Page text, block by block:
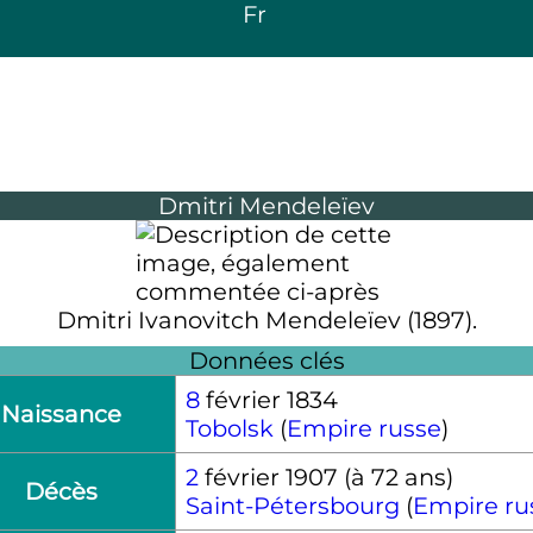
Fr
Dmitri Mendeleïev
Dmitri Ivanovitch Mendeleïev (1897).
Données clés
Naissance
8 février 1834
Tobolsk (Empire russe)
Décès 2 février 1907 (à 72 ans)
Saint-Pétersbourg (Empire